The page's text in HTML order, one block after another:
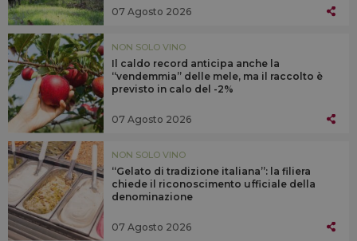
07 Agosto 2026
NON SOLO VINO
Il caldo record anticipa anche la
“vendemmia” delle mele, ma il raccolto è
previsto in calo del -2%
07 Agosto 2026
NON SOLO VINO
“Gelato di tradizione italiana”: la filiera
chiede il riconoscimento ufficiale della
denominazione
07 Agosto 2026